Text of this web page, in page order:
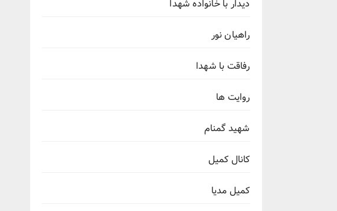
دیدار با خانواده شهدا
راهیان نور
رفاقت با شهدا
روایت ها
شهید گمنام
کانال کمیل
کمیل مدیا